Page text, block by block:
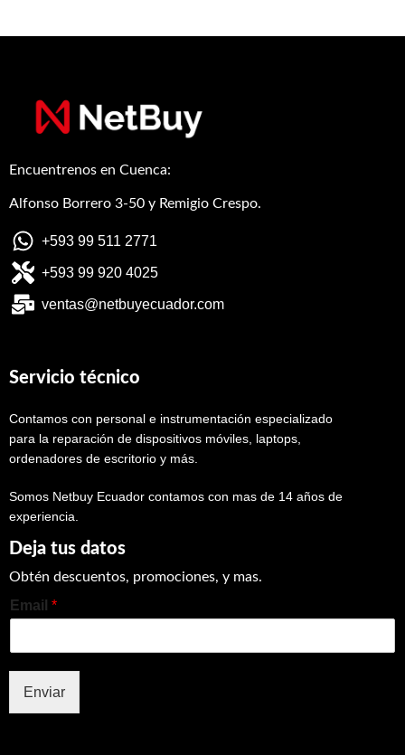
Encuentrenos en Cuenca:
Alfonso Borrero 3-50 y Remigio Crespo.
+593 99 511 2771
+593 99 920 4025
ventas@netbuyecuador.com
Servicio técnico
Contamos con personal e instrumentación especializado
para la reparación de dispositivos móviles, laptops,
ordenadores de escritorio y más.
Somos Netbuy Ecuador contamos con mas de 14 años de
experiencia.
Deja tus datos
Obtén descuentos, promociones, y mas.
Email *
Enviar